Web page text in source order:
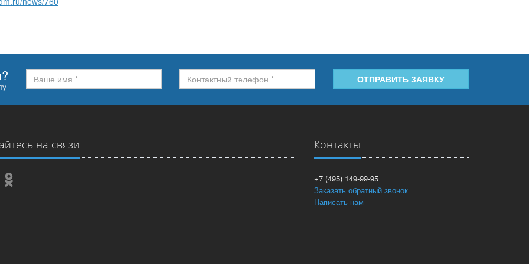
ОТПРАВИТЬ ЗАЯВКУ
на связи Контакты
+7 (495) 149-99-95
Заказать обратный звонок
Написать нам